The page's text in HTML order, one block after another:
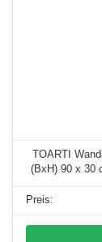
TOARTI
(BxH) 90 x 30